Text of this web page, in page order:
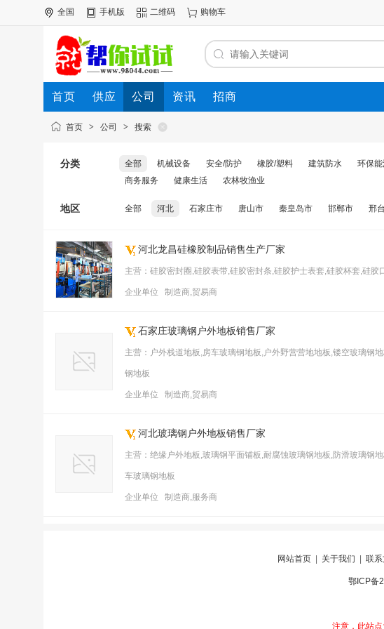
全国 手机版 二维码 购物车
首页 供应 公司 资讯 招商
首页 > 公司 > 搜索
分类 全部 机械设备 安全/防护 橡胶/塑料 建筑防水 环保
商务服务
健康生活 农林牧渔业
地区 全部 河北 石家庄市 唐山市 秦皇岛市 邯郸市 邢
河北龙昌硅橡胶制品销售生产厂家
主营：硅胶密封圈,硅胶表带,硅胶密封条,硅胶护士表套,硅胶杯套,硅胶
企业单位 制造商,贸易商
石家庄玻璃钢户外地板销售厂家
主营：户外栈道地板,房车玻璃钢地板,户外野营营地地板,镂空玻璃钢
钢地板
企业单位 制造商,贸易商
河北玻璃钢户外地板销售厂家
主营：绝缘户外地板,玻璃钢平面铺板,耐腐蚀玻璃钢地板,防滑玻璃钢
车玻璃钢地板
企业单位 制造商,服务商
网站首页 关于我们 联
鄂ICP备
注意，此站